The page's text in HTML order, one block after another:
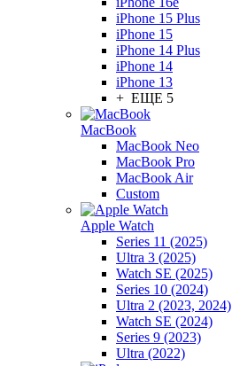
iPhone 15 Plus
iPhone 15
iPhone 14 Plus
iPhone 14
iPhone 13
+ ЕЩЕ 5
MacBook
MacBook Neo
MacBook Pro
MacBook Air
Custom
Apple Watch
Series 11 (2025)
Ultra 3 (2025)
Watch SE (2025)
Series 10 (2024)
Ultra 2 (2023, 2024)
Watch SE (2024)
Series 9 (2023)
Ultra (2022)